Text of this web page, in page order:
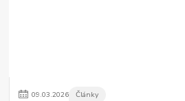
09.03.2026 Články